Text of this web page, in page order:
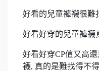
好看的兒童褲襪很難
好看好穿的兒童褲襪
好看好穿CP值又高
襪, 真的是難找得不得